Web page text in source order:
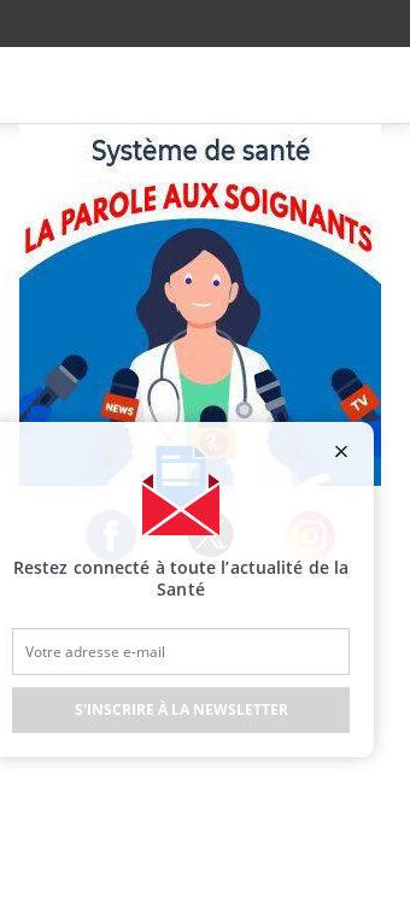
Facebook Twitter Instagram
Restez connecté à toute l’actualité de la
Santé
S'INSCRIRE À LA NEWSLETTER